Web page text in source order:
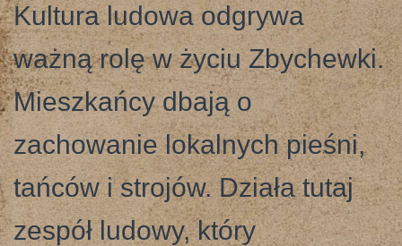
Kultura ludowa odgrywa
ważną rolę w życiu Zbychewki.
Mieszkańcy dbają o
zachowanie lokalnych pieśni,
tańców i strojów. Działa tutaj
zespół ludowy, który